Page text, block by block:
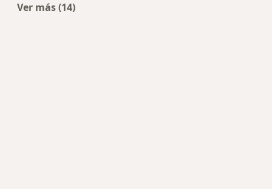
Ver más (14)